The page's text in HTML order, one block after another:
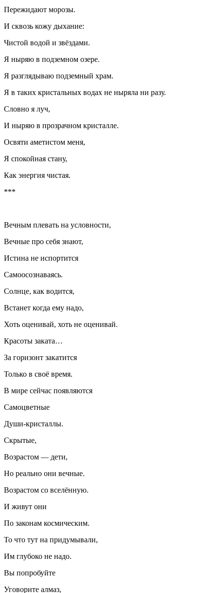
Пережидают морозы.
И сквозь кожу дыхание:
Чистой водой и звёздами.
Я ныряю в подземном озере.
Я разглядываю подземный храм.
Я в таких кристальных водах не ныряла ни разу.
Словно я луч,
И ныряю в прозрачном кристалле.
Освяти аметистом меня,
Я спокойная стану,
Как энергия чистая.
***
Вечным плевать на условности,
Вечные про себя знают,
Истина не испортится
Самоосознаваясь.
Солнце, как водится,
Встанет когда ему надо,
Хоть оценивай, хоть не оценивай.
Красоты заката…
За горизонт закатится
Только в своё время.
В мире сейчас появляются
Самоцветные
Души-кристаллы.
Скрытые,
Возрастом — дети,
Но реально они вечные.
Возрастом со вселённую.
И живут они
По законам космическим.
То что тут на придумывали,
Им глубоко не надо.
Вы попробуйте
Уговорите алмаз,